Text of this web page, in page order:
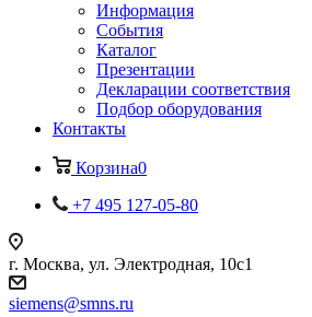
Информация
События
Каталог
Презентации
Декларации соответствия
Подбор оборудования
Контакты
Корзина0
+7 495 127-05-80
г. Москва, ул. Электродная, 10с1
siemens@smns.ru